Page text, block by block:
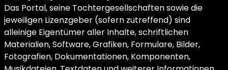
Das Portal, seine Tochtergesellschaften sowie die
jeweiligen Lizenzgeber (sofern zutreffend) sind
alleinige Eigentümer aller Inhalte, schriftlichen
Materialien, Software, Grafiken, Formulare, Bilder,
Fotografien, Dokumentationen, Komponenten,